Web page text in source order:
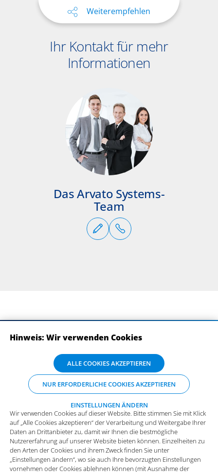
Weiterempfehlen
Ihr Kontakt für mehr
Informationen
Das Arvato Systems-
Team
Impressum Datenschutz
Allgemeine Einkaufsbedingungen
Wir verwenden Cookies auf dieser Website. Bitte stimmen Sie mit Klick
auf „Alle Cookies akzeptieren“ der Verarbeitung und Weitergabe Ihrer
Daten an Drittanbieter zu, damit wir Ihnen die bestmögliche
Nutzererfahrung auf unserer Website bieten können. Einzelheiten zu
den Arten der Cookies und ihrem Zweck finden Sie unter
„Einstellungen ändern“, wo sie auch Ihre bevorzugten Einstellungen
vornehmen oder Cookies ablehnen können (mit Ausnahme der
Hinweis: Wir verwenden Cookies
ALLE COOKIES AKZEPTIEREN
NUR ERFORDERLICHE COOKIES AKZEPTIEREN
EINSTELLUNGEN ÄNDERN
Wir verwenden Cookies auf dieser Website. Bitte stimmen Sie mit Klick
auf „Alle Cookies akzeptieren“ der Verarbeitung und Weitergabe Ihrer
Daten an Drittanbieter zu, damit wir Ihnen die bestmögliche
Nutzererfahrung auf unserer Website bieten können. Einzelheiten zu
den Arten der Cookies und ihrem Zweck finden Sie unter
„Einstellungen ändern“, wo sie auch Ihre bevorzugten Einstellungen
vornehmen oder Cookies ablehnen können (mit Ausnahme der
benötigten Cookies).
Mehr Infos und die Möglichkeit zum
Widerspruch.
Funktionale Cookies
Diese Cookies sind essenziell wichtig für die einwandfreie
Funktion der Website.